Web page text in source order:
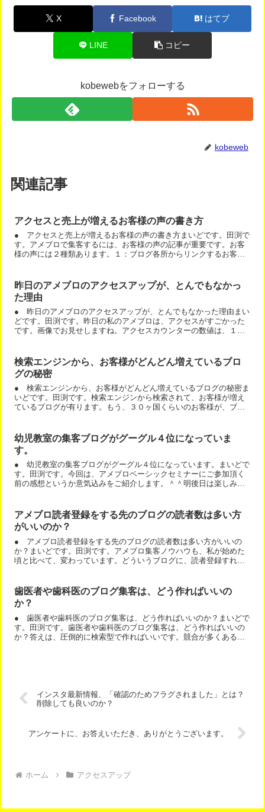
X Facebook はてブ
LINE コピー
kobewebをフォローする
kobeweb
関連記事
アクセスと売上が増えるお客様の声の書き方
● アクセスと売上が増えるお客様の声の書き方まいどです。田渕で
す。アメブロで集客するには、お客様の声の記事が重要です。お客
様の声には２種類あります。１：ブログ各所からリンクするお客様
昨日のアメブロのアクセスアップが、とんでもなかっ
た理由
● 昨日のアメブロのアクセスアップが、とんでもなかった理由まい
どです。田渕です。昨日の私のアメブロは、アクセスがすごかった
です。画像でお見せしますね。アクセスカウンターの数値は、１８
検索エンジンから、お客様がどんどん増えているブロ
グの秘密
● 検索エンジンから、お客様がどんどん増えているブログの秘密ま
いどです。田渕です。検索エンジンから検索されて、お客様が増え
ているブログが有ります。もう、３０ヶ国くらいのお客様が、ブロ
幼児教室の集客ブログがグーグル４位になっていま
す。
● 幼児教室の集客ブログがグーグル４位になっています。まいどで
す。田渕です。今回は、アメブロベーシックセミナーにご参加頂く
前の感想というか意気込みをご紹介します。＾＾明後日は楽しみに
アメブロ読者登録をする先のブログの読者数は多い方
がいいのか？
● アメブロ読者登録をする先のブログの読者数は多い方がいいの
か？まいどです。田渕です。アメブロ集客ノウハウも、私が始めた
頃と比べて、変わっています。どういうブログに、読者登録すれば
歯医者や歯科医のブログ集客は、どう作ればいいの
か？
● 歯医者や歯科医のブログ集客は、どう作ればいいのか？まいどで
す。田渕です。歯医者や歯科医のブログ集客は、どう作ればいいの
か？答えは、圧倒的に検索型で作ればいいです。競合が多くある業
インスタ最新情報、「確認のためフラグされました」とは？
削除しても良いのか？
アンケートに、お答えいただき、ありがとうございます。
ホーム アクセスアップ